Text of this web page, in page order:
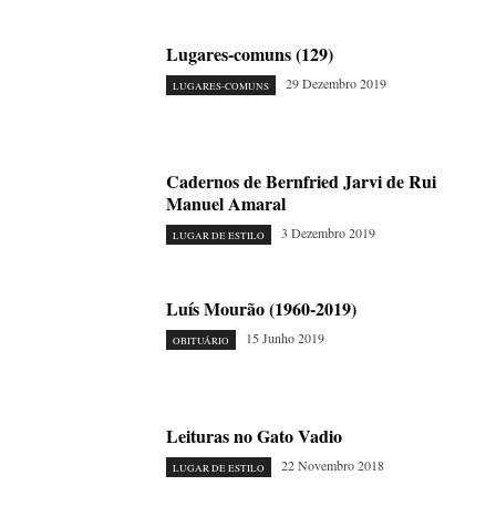
Lugares-comuns (129)
LUGARES-COMUNS 29 Dezembro 2019
Cadernos de Bernfried Jarvi de Rui
Manuel Amaral
LUGAR DE ESTILO 3 Dezembro 2019
Luís Mourão (1960-2019)
OBITUÁRIO 15 Junho 2019
Leituras no Gato Vadio
LUGAR DE ESTILO 22 Novembro 2018